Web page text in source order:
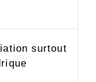
surtout